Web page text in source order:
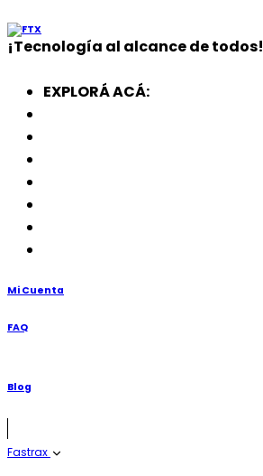
¡Tecnología al alcance de todos!
EXPLORÁ ACÁ:
Mi Cuenta
FAQ
Blog
Fastrax